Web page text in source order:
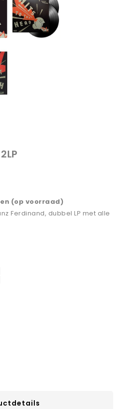
(op voorraad)
Ferdinand, dubbel LP met alle